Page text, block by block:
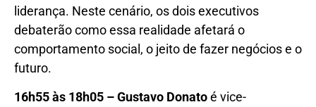
liderança. Neste cenário, os dois executivos
debaterão como essa realidade afetará o
comportamento social, o jeito de fazer negócios e o
futuro.
16h55 às 18h05 – Gustavo Donatoé vice-